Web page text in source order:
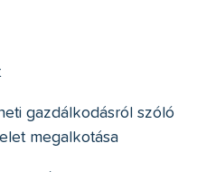
gazdálkodásról szóló
megalkotása